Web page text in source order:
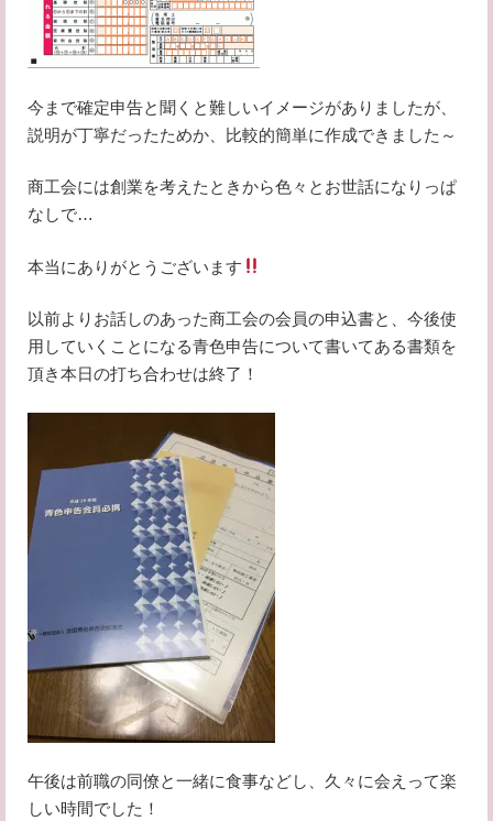
今まで確定申告と聞くと難しいイメージがありましたが、
説明が丁寧だったためか、比較的簡単に作成できました～
商工会には創業を考えたときから色々とお世話になりっぱ
なしで…
本当にありがとうございます
以前よりお話しのあった商工会の会員の申込書と、今後使
用していくことになる青色申告について書いてある書類を
頂き本日の打ち合わせは終了！
午後は前職の同僚と一緒に食事などし、久々に会えって楽
しい時間でした！